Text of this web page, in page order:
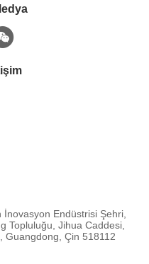
Endüstrisi Şehri,
Topluluğu, Jihua Caddesi,
Guangdong, Çin 518112